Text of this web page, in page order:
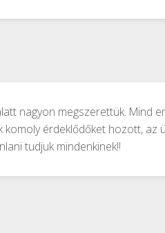
nagyon megszerettük. Mind
komoly érdeklődőket hozott,
tudjuk mindenkinek!!